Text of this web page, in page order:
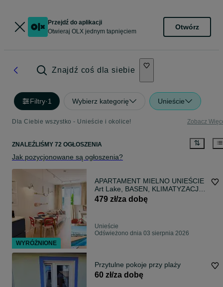
Przejdź do aplikacji
Otwieraj OLX jednym tapnięciem
Otwórz
Znajdź coś dla siebie
Filtry·1 Wybierz kategorię Unieście
Dla Ciebie wszystko - Unieście i okolice! Zobacz
ZNALEŹLIŚMY 72 OGŁOSZENIA
Jak pozycjonowane są ogłoszenia?
APARTAMENT MIELNO UNIEŚCIE
Art Lake, BASEN, KLIMATYZACJA,
PARKING, WIFI, bawialnia,
rowerownia, 6 minut od pięknej
479 zł/za dobę
Unieście
Odświeżono dnia 03 sierpnia 2026
Przytulne pokoje przy plaży
60 zł/za dobę
WYRÓŻNIONE